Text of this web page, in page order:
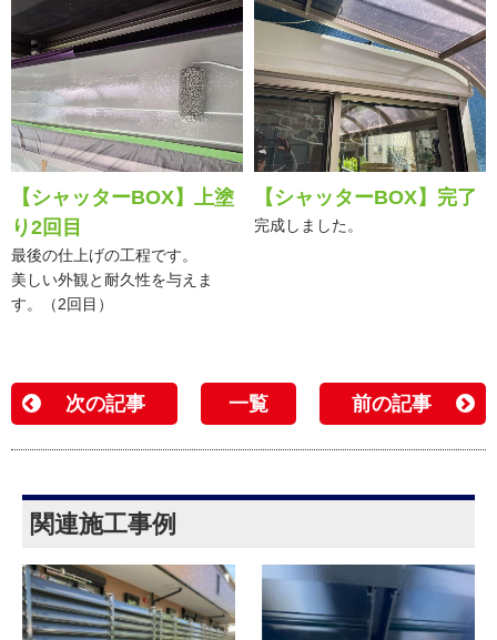
【シャッターBOX】上塗
り2回目
最後の仕上げの工程です。
美しい外観と耐久性を与えま
す。（2回目）
【シャッターBOX】完了
完成しました。
次の記事 一覧 前の記事
関連施工事例